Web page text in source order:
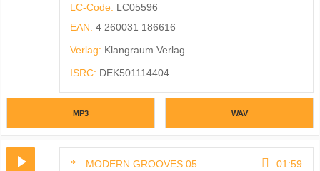
LC-Code: LC05596
EAN: 4 260031 186616
Verlag: Klangraum Verlag
ISRC: DEK501114404
MP3 WAV
MODERN GROOVES 05 01:59